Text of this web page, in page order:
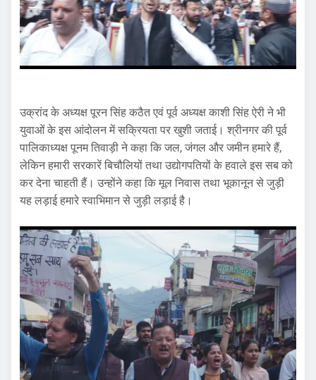
उक्रांद के अध्यक्ष पूरन सिंह कठैत एवं पूर्व अध्यक्ष काशी सिंह ऐरी ने भी
युवाओं के इस आंदोलन में सक्रियता पर खुशी जताई। श्रीनगर की पूर्व
पालिकाध्यक्ष पूनम तिवाड़ी ने कहा कि जल, जंगल और जमीन हमारे हैं,
लेकिन हमारी सरकारें बिचौलियों तथा उद्योगपतियों के हवाले इस सब को
कर देना चाहती हैं। उन्होंने कहा कि मूल निवास तथा भूकानून से जुड़ी
यह लड़ाई हमारे स्वाभिमान से जुड़ी लड़ाई है।